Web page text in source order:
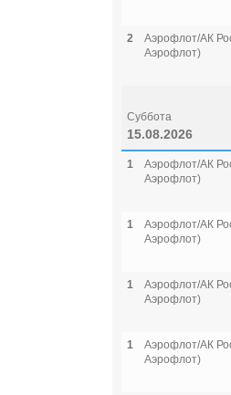
2
Аэрофлот/АК
Аэрофлот)
Суббота
15.08.2026
1
Аэрофлот/АК
Аэрофлот)
1
Аэрофлот/АК
Аэрофлот)
1
Аэрофлот/АК
Аэрофлот)
1
Аэрофлот/АК
Аэрофлот)